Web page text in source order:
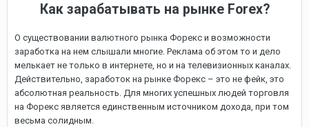
Как зарабатывать на рынке Forex?
О существовании валютного рынка Форекс и возможности
заработка на нем слышали многие. Реклама об этом то и дело
мелькает не только в интернете, но и на телевизионных каналах.
Действительно, заработок на рынке Форекс – это не фейк, это
абсолютная реальность. Для многих успешных людей торговля
на Форекс является единственным источником дохода, при том
весьма солидным.